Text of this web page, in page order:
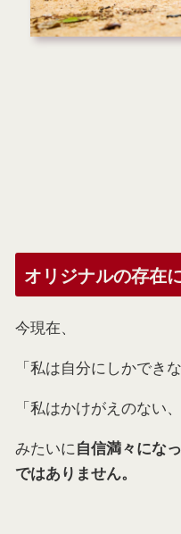
オリジナルの存在
今現在、
「私は自分にしかでき
「私はかけがえのない
みたいに自信満々にな
ではありません。